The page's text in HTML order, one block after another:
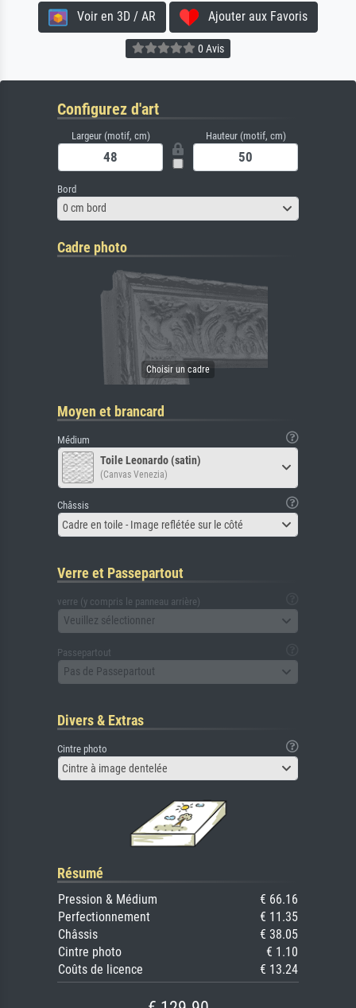
Voir en 3D / AR Ajouter aux Favoris
0 Avis
Configurez d'art
Largeur (motif, cm) Hauteur (motif, cm)
Bord
0 cm bord
Cadre photo
Moyen et brancard
Médium
Toile Leonardo (satin)
(Canvas Venezia)
Châssis
Cadre en toile - Image reflétée sur le côté
Verre et Passepartout
verre (y compris le panneau arrière)
Veuillez sélectionner
Passepartout
Pas de Passepartout
Divers & Extras
Cintre photo
Cintre à image dentelée
Résumé
Pression & Médium
€ 66.16
Perfectionnement
€ 11.35
Châssis
€ 38.05
Cintre photo
€ 1.10
Coûts de licence
€ 13.24